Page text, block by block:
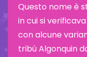
Questo nome è
in cui si
con alcune
tribù Algonquin